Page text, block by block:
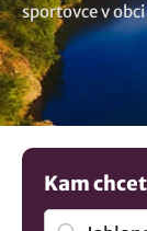
sportovce v
nabídky
sportovní
vybavených
po rodinné
střediskem s
co hledáte?
Jablonec nad
Kam